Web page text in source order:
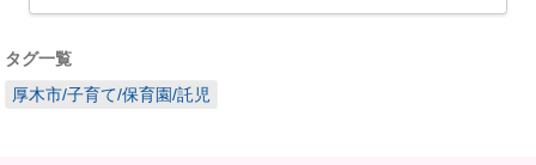
タグ一覧
厚木市/子育て/保育園/託児